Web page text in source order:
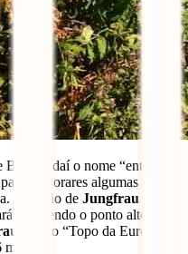
Brienz (daí o nome “entre
explorares algumas das
A região de Jungfrau
sendo o ponto alto
, o “Topo da Europa”, a